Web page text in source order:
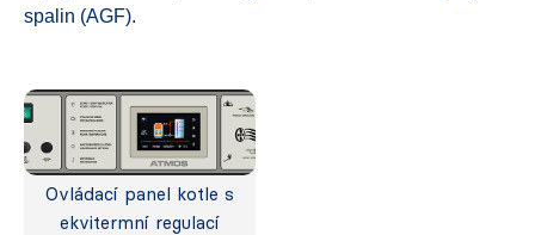
spalin (AGF).
Ovládací panel kotle s
ekvitermní regulací